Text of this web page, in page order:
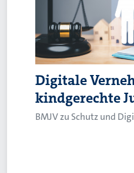
Digitale
kindgerechte
BMJV zu Schutz und